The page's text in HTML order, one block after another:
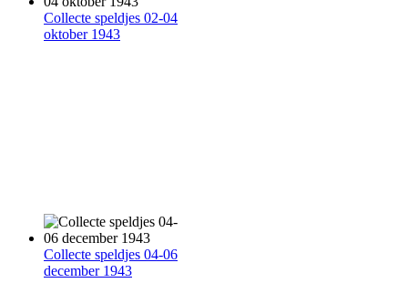
Collecte speldjes 02-04
oktober 1943
Collecte speldjes 04-06
december 1943